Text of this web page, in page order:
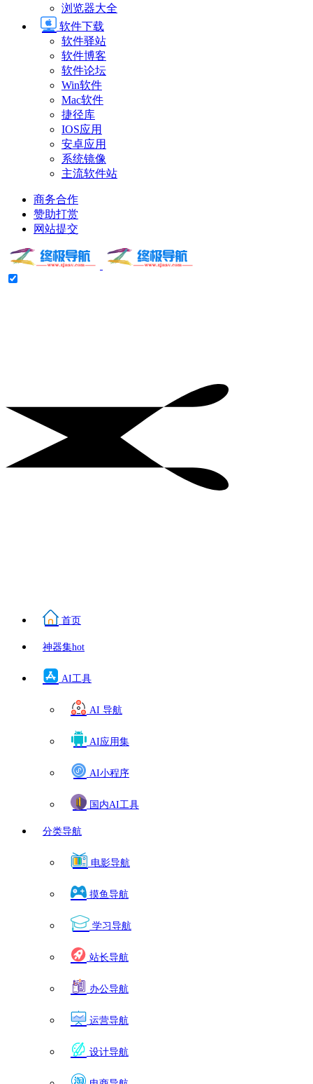
浏览器大全
软件下载
软件驿站
软件博客
软件论坛
Win软件
Mac软件
捷径库
IOS应用
安卓应用
系统镜像
主流软件站
商务合作
赞助打赏
网站提交
首页
神器集hot
AI工具
AI 导航
AI应用集
AI小程序
国内AI工具
分类导航
电影导航
摸鱼导航
学习导航
站长导航
办公导航
运营导航
设计导航